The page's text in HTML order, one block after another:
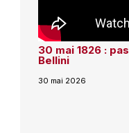
30 mai 1826 :
Bellini
30 mai 2026